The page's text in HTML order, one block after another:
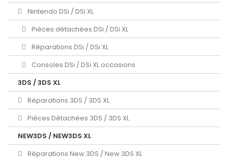
Nintendo DSi / DSi XL
Pièces détachées DSi / DSi XL
Réparations DSi / DSi XL
Consoles DSi / DSi XL occasions
3DS / 3DS XL
Réparations 3DS / 3DS XL
Pièces Détachées 3DS / 3DS XL
NEW3DS / NEW3DS XL
Réparations New 3DS / New 3DS XL